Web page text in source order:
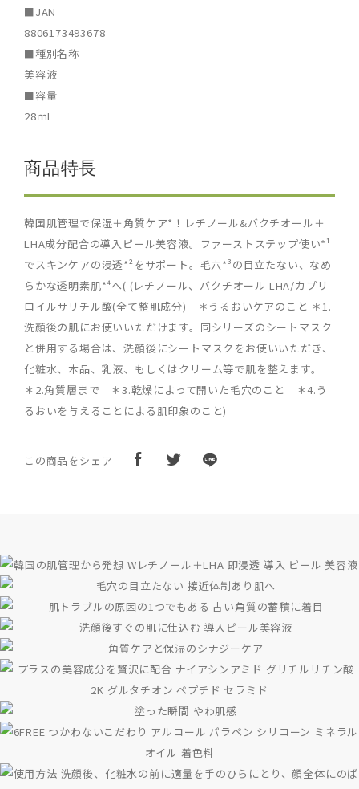
■JAN
8806173493678
■種別名称
美容液
■容量
28ｍL
商品特長
韓国肌管理で保湿＋角質ケア*！レチノール&バクチオール＋
LHA成分配合の導入ピール美容液。ファーストステップ使い*¹
でスキンケアの浸透*²をサポート。毛穴*³の目立たない、なめ
らかな透明素肌*⁴へ( (レチノール、バクチオール LHA/カプリ
ロイルサリチル酸(全て整肌成分) ＊うるおいケアのこと ＊1.
洗顔後の肌にお使いいただけます。同シリーズのシートマスク
と併用する場合は、洗顔後にシートマスクをお使いいただき、
化粧水、本品、乳液、もしくはクリーム等で肌を整えます。
＊2.角質層まで ＊3.乾燥によって開いた毛穴のこと ＊4.う
るおいを与えることによる肌印象のこと)
この商品をシェア